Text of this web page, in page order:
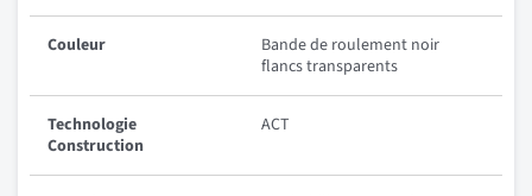
Couleur
Bande de roulement noir
flancs transparents
Technologie
Construction
ACT